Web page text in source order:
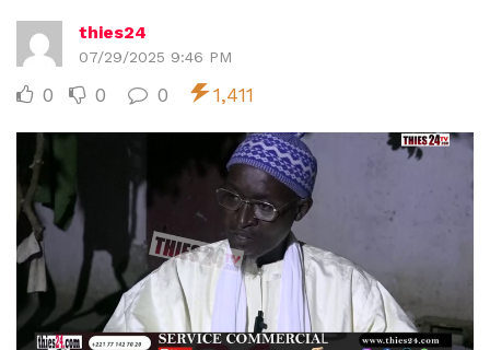
thies24
07/29/2025 9:46 PM
0 0 0 1,411